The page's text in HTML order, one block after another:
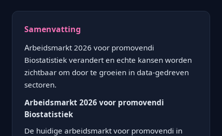
Samenvatting
Arbeidsmarkt 2026 voor promovendi
Biostatistiek verandert en echte kansen worden
zichtbaar om door te groeien in data-gedreven
sectoren.
Arbeidsmarkt 2026 voor promovendi
Biostatistiek
De huidige arbeidsmarkt voor promovendi in